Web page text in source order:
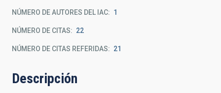
NÚMERO DE AUTORES DEL IAC 1
NÚMERO DE CITAS 22
NÚMERO DE CITAS REFERIDAS 21
Descripción